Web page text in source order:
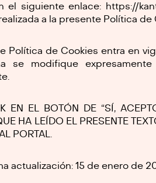
el siguiente enlace: https://
a la presente Política
Política de Cookies entra en
se modifique
EN EL BOTÓN DE “SÍ,
HA LEÍDO EL PRESENTE
PORTAL.
actualización: 15 de enero de